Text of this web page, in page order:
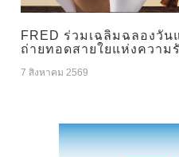
FRED ร่วมเฉลิมฉลองวัน
ถ่ายทอดสายใยแห่งควา
7 สิงหาคม 2569